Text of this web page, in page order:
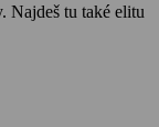
Najdeš tu také elitu